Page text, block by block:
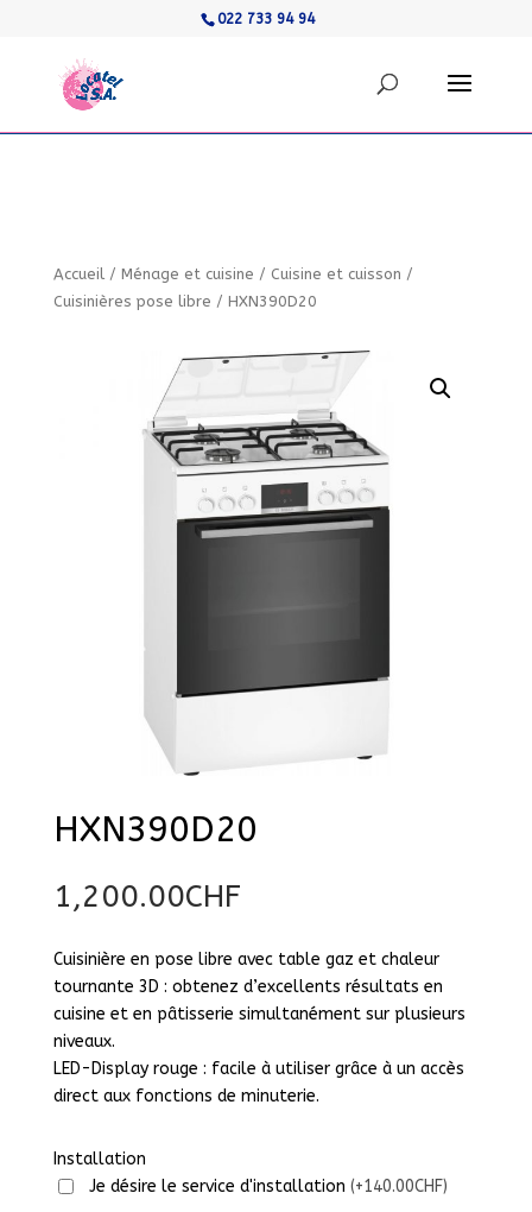
022 733 94 94
Accueil/ Ménage et cuisine / Cuisine et cuisson /
Cuisinières pose libre / HXN390D20
HXN390D20
1,200.00CHF
Cuisinière en pose libre avec table gaz et chaleur
tournante 3D : obtenez d’excellents résultats en
cuisine et en pâtisserie simultanément sur plusieurs
niveaux.
LED-Display rouge : facile à utiliser grâce à un accès
direct aux fonctions de minuterie.
Installation
Je désire le service d'installation (+140.00CHF)